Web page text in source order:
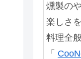
燻製の
楽しさ
料理全
「